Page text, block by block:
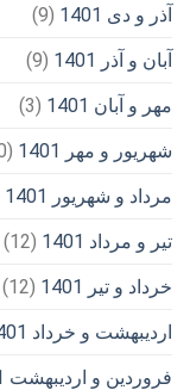
آذر و دی 1401
(9)
آبان و آذر 1401
(9)
مهر و آبان 1401
(3)
شهریور و مهر 1401
(10)
مرداد و شهریور 1401
تیر و مرداد 1401
(12)
خرداد و تیر 1401
(12)
اردیبهشت و خرداد 1401
فروردین و اردیبهشت 1401